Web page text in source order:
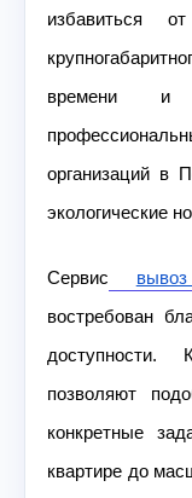
избавиться
времени и
организаций в
экологические
Сервис
востребован
доступности.
позволяют
конкретные
квартире до